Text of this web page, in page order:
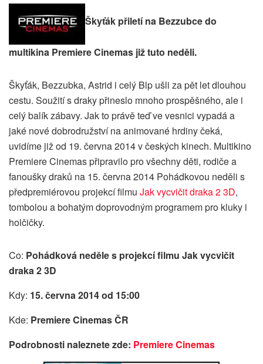
Škyťák přiletí na Bezzubce do
multikina Premiere Cinemas již tuto neděli.
Škyťák, Bezzubka, Astrid i celý Blp ušli za pět let dlouhou
cestu. Soužití s draky přineslo mnoho prospěšného, ale i
celý balík zábavy. Jak to právě teď ve vesnici vypadá a
jaké nové dobrodružství na animované hrdiny čeká,
uvidíme již od 19. června 2014 v českých kinech. Multikino
Premiere Cinemas připravilo pro všechny děti, rodiče a
fanoušky draků na 15. června 2014 Pohádkovou neděli s
předpremiérovou projekcí filmu Jak vycvičit draka 2 3D,
tombolou a bohatým doprovodným programem pro kluky i
holčičky.
Co: Pohádková neděle s projekcí filmu Jak vycvičit
draka 2 3D
Kdy: 15. června 2014 od 15:00
Kde: Premiere Cinemas ČR
Podrobnosti naleznete zde: Premiere Cinemas